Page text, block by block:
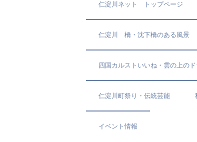
仁淀川ネット トップページ
仁淀川 橋・沈下橋のある風景
四国カルストいいね・雲の上の
仁淀川町祭り・伝統芸能
イベント情報